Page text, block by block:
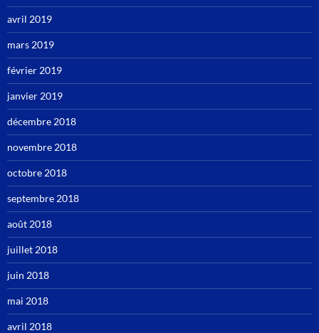
avril 2019
mars 2019
février 2019
janvier 2019
décembre 2018
novembre 2018
octobre 2018
septembre 2018
août 2018
juillet 2018
juin 2018
mai 2018
avril 2018